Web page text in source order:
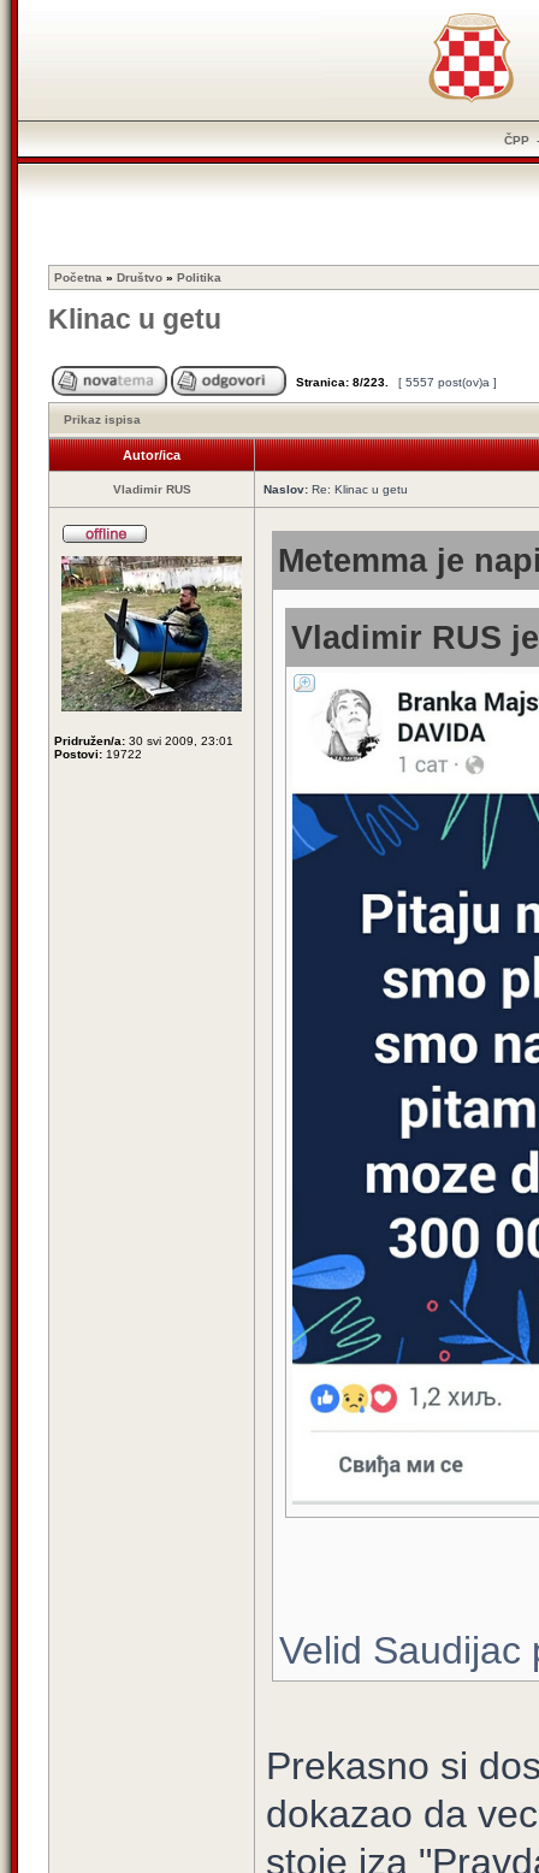
ČPP
Početna » Društvo » Politika
Klinac u getu
Stranica: 8/223 [ 5557 post(ov)a ]
Prikaz ispisa
Autor/ica
Vladimir RUS Naslov: Re: Klinac u getu
Pridružen/a: 30 svi 2009, 23:01
Postovi: 19722
Metemma je
Vladimir RUS
Velid Saudijac
Prekasno si
dokazao da
stoje iza